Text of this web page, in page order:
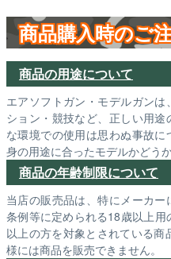
商品購入時のご
商品の用途について
エアソフトガン・モデルガン
ション・競技など、正しい用
な環境での使用は思わぬ事故
身の用途に合ったモデルかどう
商品の年齢制限について
当店の販売品は、特にメーカ
条例等に定められる18歳以上
以上の方を対象とされている
様には商品を販売できません。